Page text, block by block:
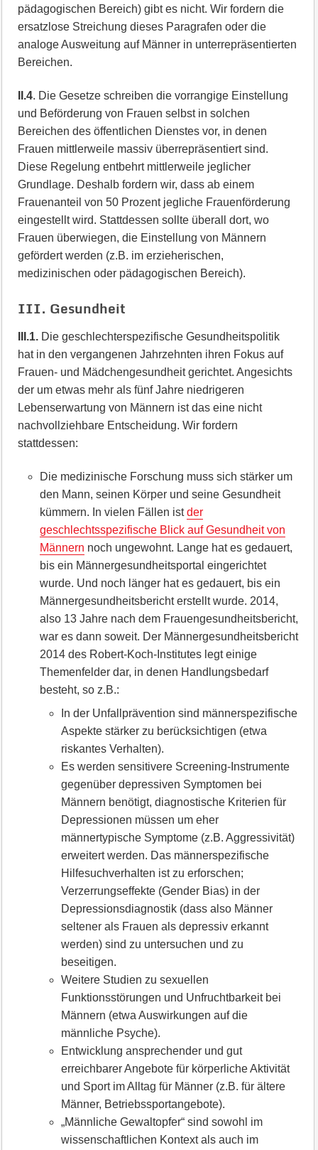
pädagogischen Bereich) gibt es nicht. Wir fordern die
ersatzlose Streichung dieses Paragrafen oder die
analoge Ausweitung auf Männer in unterrepräsentierten
Bereichen.
II.4. Die Gesetze schreiben die vorrangige Einstellung
und Beförderung von Frauen selbst in solchen
Bereichen des öffentlichen Dienstes vor, in denen
Frauen mittlerweile massiv überrepräsentiert sind.
Diese Regelung entbehrt mittlerweile jeglicher
Grundlage. Deshalb fordern wir, dass ab einem
Frauenanteil von 50 Prozent jegliche Frauenförderung
eingestellt wird. Stattdessen sollte überall dort, wo
Frauen überwiegen, die Einstellung von Männern
gefördert werden (z.B. im erzieherischen,
medizinischen oder pädagogischen Bereich).
III. Gesundheit
III.1. Die geschlechterspezifische Gesundheitspolitik
hat in den vergangenen Jahrzehnten ihren Fokus auf
Frauen- und Mädchengesundheit gerichtet. Angesichts
der um etwas mehr als fünf Jahre niedrigeren
Lebenserwartung von Männern ist das eine nicht
nachvollziehbare Entscheidung. Wir fordern
stattdessen:
Die medizinische Forschung muss sich stärker um
den Mann, seinen Körper und seine Gesundheit
kümmern. In vielen Fällen istder
geschlechtsspezifische Blick auf Gesundheit von
Männern noch ungewohnt. Lange hat es gedauert,
bis ein Männergesundheitsportal eingerichtet
wurde. Und noch länger hat es gedauert, bis ein
Männergesundheitsbericht erstellt wurde. 2014,
also 13 Jahre nach dem Frauengesundheitsbericht,
war es dann soweit. Der Männergesundheitsbericht
2014 des Robert-Koch-Institutes legt einige
Themenfelder dar, in denen Handlungsbedarf
besteht, so z.B.:
In der Unfallprävention sind männerspezifische
Aspekte stärker zu berücksichtigen (etwa
riskantes Verhalten).
Es werden sensitivere Screening-Instrumente
gegenüber depressiven Symptomen bei
Männern benötigt, diagnostische Kriterien für
Depressionen müssen um eher
männertypische Symptome (z.B. Aggressivität)
erweitert werden. Das männerspezifische
Hilfesuchverhalten ist zu erforschen;
Verzerrungseffekte (Gender Bias) in der
Depressionsdiagnostik (dass also Männer
seltener als Frauen als depressiv erkannt
werden) sind zu untersuchen und zu
beseitigen.
Weitere Studien zu sexuellen
Funktionsstörungen und Unfruchtbarkeit bei
Männern (etwa Auswirkungen auf die
männliche Psyche).
Entwicklung ansprechender und gut
erreichbarer Angebote für körperliche Aktivität
und Sport im Alltag für Männer (z.B. für ältere
Männer, Betriebssportangebote).
„Männliche Gewaltopfer“ sind sowohl im
wissenschaftlichen Kontext als auch im